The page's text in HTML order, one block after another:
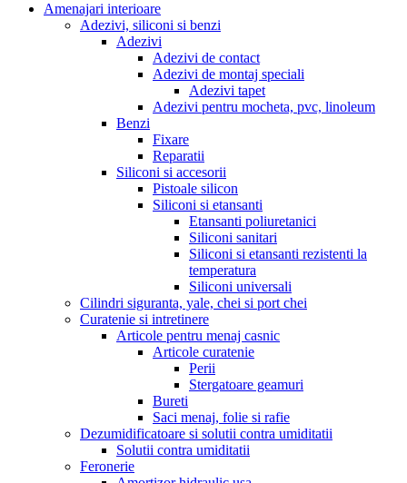
Amenajari interioare
Adezivi, siliconi si benzi
Adezivi
Adezivi de contact
Adezivi de montaj speciali
Adezivi tapet
Adezivi pentru mocheta, pvc, linoleum
Benzi
Fixare
Reparatii
Siliconi si accesorii
Pistoale silicon
Siliconi si etansanti
Etansanti poliuretanici
Siliconi sanitari
Siliconi si etansanti rezistenti la
temperatura
Siliconi universali
Cilindri siguranta, yale, chei si port chei
Curatenie si intretinere
Articole pentru menaj casnic
Articole curatenie
Perii
Stergatoare geamuri
Bureti
Saci menaj, folie si rafie
Dezumidificatoare si solutii contra umiditatii
Solutii contra umiditatii
Feronerie